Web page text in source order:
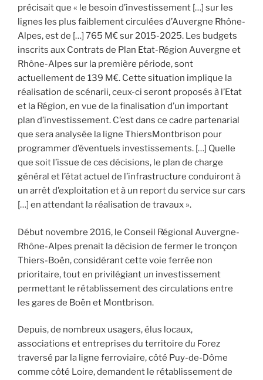
précisait que « le besoin d’investissement […] sur les
lignes les plus faiblement circulées d’Auvergne Rhône-
Alpes, est de […] 765 M€ sur 2015-2025. Les budgets
inscrits aux Contrats de Plan Etat-Région Auvergne et
Rhône-Alpes sur la première période, sont
actuellement de 139 M€. Cette situation implique la
réalisation de scénarii, ceux-ci seront proposés à l’Etat
et la Région, en vue de la finalisation d’un important
plan d’investissement. C’est dans ce cadre partenarial
que sera analysée la ligne ThiersMontbrison pour
programmer d’éventuels investissements. […] Quelle
que soit l’issue de ces décisions, le plan de charge
général et l’état actuel de l’infrastructure conduiront à
un arrêt d’exploitation et à un report du service sur cars
[…] en attendant la réalisation de travaux ».
Début novembre 2016, le Conseil Régional Auvergne-
Rhône-Alpes prenait la décision de fermer le tronçon
Thiers-Boën, considérant cette voie ferrée non
prioritaire, tout en privilégiant un investissement
permettant le rétablissement des circulations entre
les gares de Boën et Montbrison.
Depuis, de nombreux usagers, élus locaux,
associations et entreprises du territoire du Forez
traversé par la ligne ferroviaire, côté Puy-de-Dôme
comme côté Loire, demandent le rétablissement de